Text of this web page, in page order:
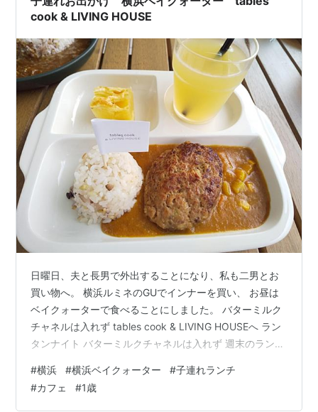
cook & LIVING HOUSE
日曜日、夫と長男で外出することになり、私も二男とお
買い物へ。 横浜ルミネのGUでインナーを買い、 お昼は
ベイクォーターで食べることにしました。 バターミルク
チャネルは入れず tables cook & LIVING HOUSEへ ラン
タンナイト バターミルクチャネルは入れず 週末のランチ
へ。 外からは空いているように見えたけど、予約客しか
入れないようでした。 そんなに人気なんだ。。。 前に行
#横浜 #横浜ベイクォーター #子連れランチ
#カフェ #1歳